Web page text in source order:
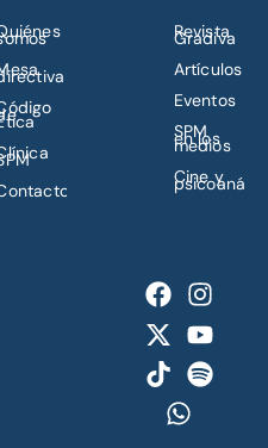
Revista
Gradiva
Artículos
Eventos
SPM
en los
medios
Cine y